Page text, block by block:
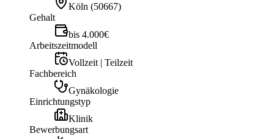
Köln (50667)
Gehalt
bis 4.000€
Arbeitszeitmodell
Vollzeit | Teilzeit
Fachbereich
Gynäkologie
Einrichtungstyp
Klinik
Bewerbungsart